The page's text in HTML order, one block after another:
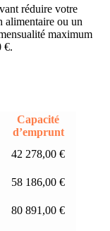
réduire votre
alimentaire ou un
maximum
€.
Capacité
d’emprunt
42 278,00 €
58 186,00 €
80 891,00 €